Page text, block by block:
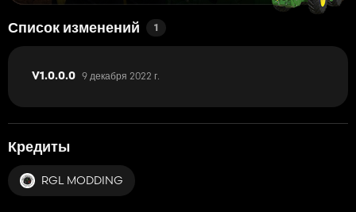
Список изменений 1
V1.0.0.0 9 декабря 2022 г.
Кредиты
RGL MODDING